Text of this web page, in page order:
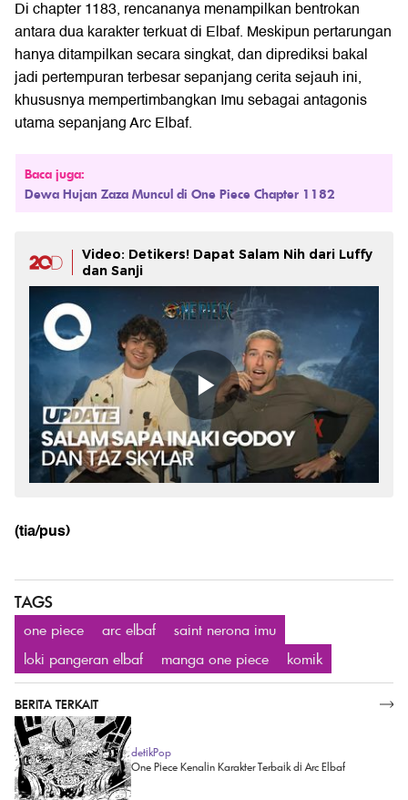
Di chapter 1183, rencananya menampilkan bentrokan
antara dua karakter terkuat di Elbaf. Meskipun pertarungan
hanya ditampilkan secara singkat, dan diprediksi bakal
jadi pertempuran terbesar sepanjang cerita sejauh ini,
khususnya mempertimbangkan Imu sebagai antagonis
utama sepanjang Arc Elbaf.
Baca juga:
Dewa Hujan Zaza Muncul di One Piece Chapter 1182
Video: Detikers! Dapat Salam Nih dari Luffy
dan Sanji
(tia/pus)
TAGS
one piece arc elbaf
saint nerona imu
loki pangeran elbaf
manga one piece komik
BERITA TERKAIT
detikPop
One Piece Kenalin Karakter Terbaik di Arc Elbaf